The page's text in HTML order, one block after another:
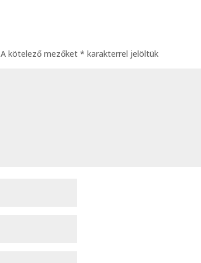
A kötelező mezőket* karakterrel jelöltük